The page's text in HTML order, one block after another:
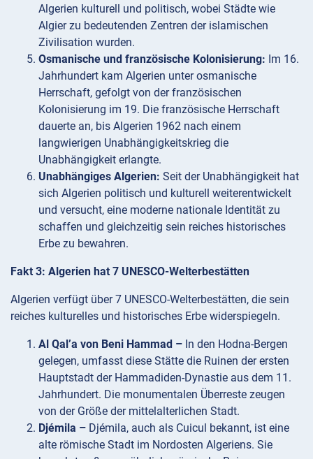
Algerien kulturell und politisch, wobei Städte wie
Algier zu bedeutenden Zentren der islamischen
Zivilisation wurden.
Osmanische und französische Kolonisierung: Im 16.
Jahrhundert kam Algerien unter osmanische
Herrschaft, gefolgt von der französischen
Kolonisierung im 19. Die französische Herrschaft
dauerte an, bis Algerien 1962 nach einem
langwierigen Unabhängigkeitskrieg die
Unabhängigkeit erlangte.
Unabhängiges Algerien: Seit der Unabhängigkeit hat
sich Algerien politisch und kulturell weiterentwickelt
und versucht, eine moderne nationale Identität zu
schaffen und gleichzeitig sein reiches historisches
Erbe zu bewahren.
Fakt 3: Algerien hat 7 UNESCO-Welterbestätten
Algerien verfügt über 7 UNESCO-Welterbestätten, die sein
reiches kulturelles und historisches Erbe widerspiegeln.
Al Qal’a von Beni Hammad – In den Hodna-Bergen
gelegen, umfasst diese Stätte die Ruinen der ersten
Hauptstadt der Hammadiden-Dynastie aus dem 11.
Jahrhundert. Die monumentalen Überreste zeugen
von der Größe der mittelalterlichen Stadt.
Djémila – Djémila, auch als Cuicul bekannt, ist eine
alte römische Stadt im Nordosten Algeriens. Sie